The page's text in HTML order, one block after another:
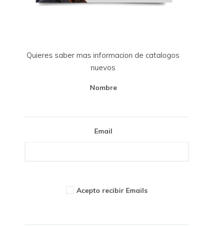
Quieres saber mas informacion de catalogos
nuevos
Nombre
Email
Acepto recibir Emails